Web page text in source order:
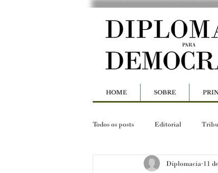
HOME SOBRE
Todos os posts Editorial
Diplomacia 11